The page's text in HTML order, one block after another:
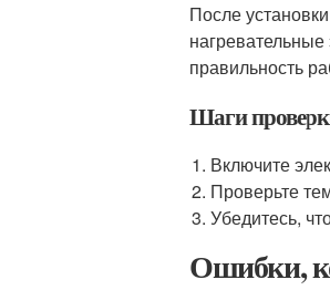
После
правильность
Шаги
Включите
Проверьте
Убедитесь,
Ошибки,